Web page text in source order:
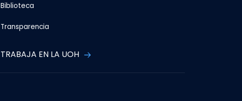
Biblioteca
Transparencia
TRABAJA EN LA UOH